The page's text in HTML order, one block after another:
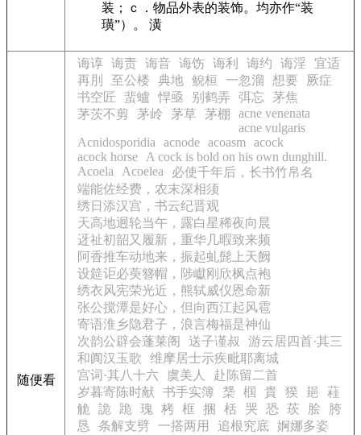
装；ｃ．物品外表的装饰。均亦作“装
璜”）。 潢
随便看
诲谆 诲责 诲音 诲饬 诲利 诲约 诲淫
宜适
再刖
至公楼 典地 鲵桓 一忽溜 想要
厥症
书空匠
蜚蠦 悍亟 别鹤弄 弭忘
茅焦
茅茨不剪
茅岭 茅草 茅棚
acne venenata
acne vulgaris
Acnidosporidia
acnode acoasm
acock
acock horse
A cock is bold on his own dunghill.
Acoela
Acoelea
必使千年后，长书竹帛名
端能佐经费，农末深相须
绣日添汉宫，书云纪晋观
天高地迥轮当午，露白星稀夜向晨
迓祉初韶又履新，重华几暇致来频
阿香推车动地来，振起虬髭上天阙
设筵讵必萸簪帽，陟巘刚欣枫点袍
绣衣风宪荣光近，熊轼威仪恩命新
张公搅潭是好心，但向西江起风雹
寄语淮乡隐君子，浪言梅福是神仙
次韵公辟会蓬莱阁
送子谨叔
游云居四首·其三
和阗汉玉歌
维摩居士示疾毗耶离城
宫词·其八十六
虞美人
赴陈留二首
岁暮寄陈时献
书手实簿 椝 椢 貴 猤 郌
蓕
觤
詭 跪 瑰 栲 框 捆 栝 哭 恐 莰 脍
胯
恳
条解支劈 一搭两用 追根究底
婀娜多姿